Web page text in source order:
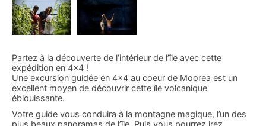
Partez à la découverte de l’intérieur de l’île avec cette
expédition en 4×4 !
Une excursion guidée en 4×4 au coeur de Moorea est un
excellent moyen de découvrir cette île volcanique
éblouissante.
Votre guide vous conduira à la montagne magique, l’un des
plus beaux panoramas de l’île. Puis vous pourrez irez